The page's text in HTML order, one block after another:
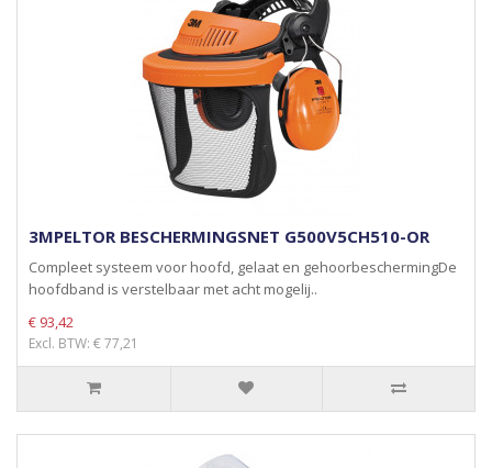
3MPELTOR BESCHERMINGSNET G500V5CH510-OR
Compleet systeem voor hoofd, gelaat en gehoorbeschermingDe
hoofdband is verstelbaar met acht mogelij..
€ 93,42
Excl. BTW: € 77,21